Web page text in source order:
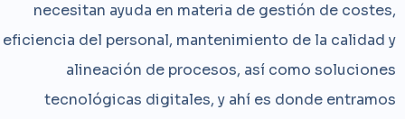
necesitan ayuda en materia de gestión de costes,
eficiencia del personal, mantenimiento de la calidad y
alineación de procesos, así como soluciones
tecnológicas digitales, y ahí es donde entramos